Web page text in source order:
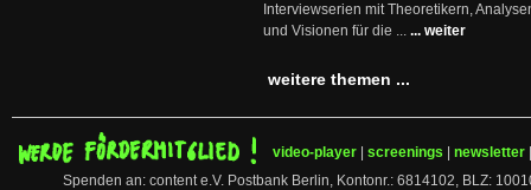
Interviewserien mit Theoretikern,
und Visionen für die ... ... weiter
weitere themen ...
video-player screenings newsletter
Spenden an: content e.V. Postbank Berlin, Kontonr.: 6814102, BLZ: